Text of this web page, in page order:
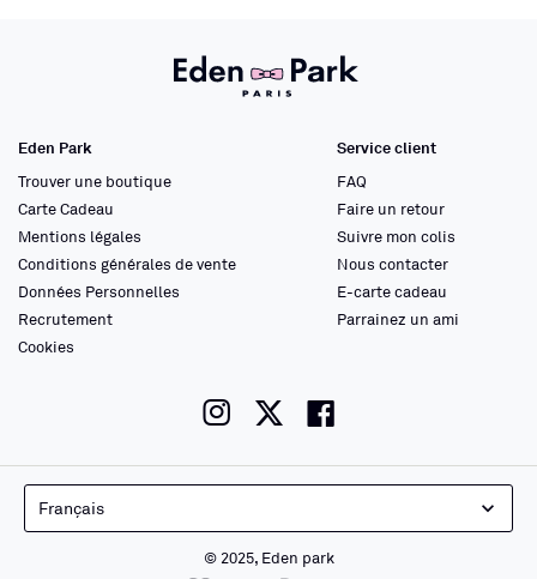
Eden Park
Trouver une boutique
Carte Cadeau
Mentions légales
Conditions générales de vente
Données Personnelles
Recrutement
Cookies
Service client
FAQ
Faire un retour
Suivre mon colis
Nous contacter
E-carte cadeau
Parrainez un ami
instagram
twitter
Français
© 2025, Eden park